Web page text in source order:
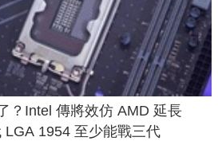
？Intel 傳將效仿 AMD 延長
LGA 1954 至少能戰三代